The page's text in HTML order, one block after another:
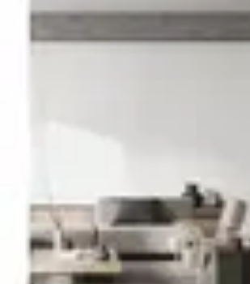
Projekty na Dom
dotyczące projektówTrendy